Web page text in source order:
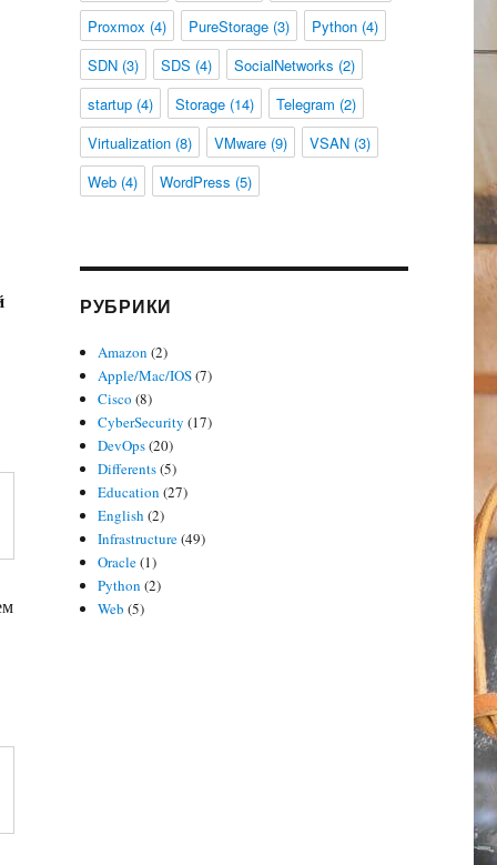
Proxmox (4) PureStorage(3) Python(4)
SDN(3) SDS (4) SocialNetworks (2)
startup(4) Storage(14) Telegram (2)
Virtualization(8) VMware(9) VSAN(3)
Web(4) WordPress (5)
РУБРИКИ
Amazon (2)
Apple/Mac/IOS(7)
Cisco (8)
CyberSecurity (17)
DevOps(20)
Differents(5)
Education (27)
English (2)
Infrastructure(49)
Oracle(1)
Python (2)
Web (5)